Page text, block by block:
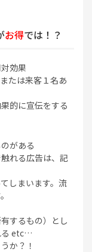
お得では！？
効果
たは来客１名あ
的に宣伝をする
がある
れる広告は、記
しまいます。流
するもの）とし
る etc…
か？！